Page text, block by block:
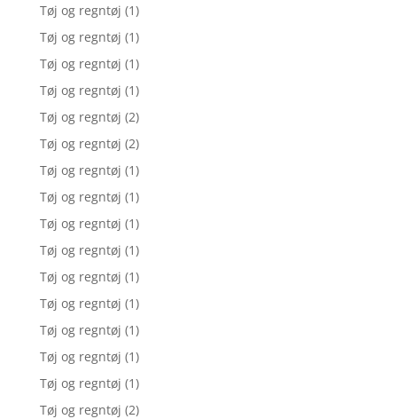
Tøj og regntøj (1)
Tøj og regntøj (1)
Tøj og regntøj (1)
Tøj og regntøj (1)
Tøj og regntøj (2)
Tøj og regntøj (2)
Tøj og regntøj (1)
Tøj og regntøj (1)
Tøj og regntøj (1)
Tøj og regntøj (1)
Tøj og regntøj (1)
Tøj og regntøj (1)
Tøj og regntøj (1)
Tøj og regntøj (1)
Tøj og regntøj (1)
Tøj og regntøj (2)